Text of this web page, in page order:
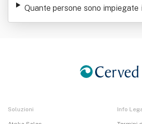
Quante persone sono impiegate
rl
Soluzioni Info